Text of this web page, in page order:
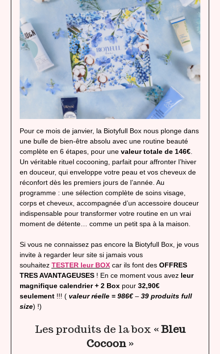
Pour ce mois de janvier, la Biotyfull Box nous plonge dans
une bulle de bien-être absolu avec une routine beauté
complète en 6 étapes, pour une valeur totale de 146€.
Un véritable rituel cocooning, parfait pour affronter l’hiver
en douceur, qui enveloppe votre peau et vos cheveux de
réconfort dès les premiers jours de l’année. Au
programme : une sélection complète de soins visage,
corps et cheveux, accompagnée d’un accessoire douceur
indispensable pour transformer votre routine en un vrai
moment de détente… comme un petit spa à la maison.
Si vous ne connaissez pas encore la Biotyfull Box, je vous
invite à regarder leur site si jamais vous
souhaitez TESTER leur BOXcar ils font des OFFRES
TRES AVANTAGEUSES! En ce moment vous avez leur
magnifique calendrier + 2 Boxpour 32,90€
seulement!!! ( valeur réelle = 986€– 39 produits full
size) !)
Les produits de la box «Bleu
Cocoon »